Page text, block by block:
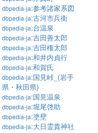
dbpedia-ja:参考諸家系図
dbpedia-ja:古河市兵衛
dbpedia-ja:台温泉
dbpedia-ja:吉田善太郎
dbpedia-ja:吉田権太郎
dbpedia-ja:和井内貞行
dbpedia-ja:和賀氏
dbpedia-ja:国見峠_(岩手
県・秋田県)
dbpedia-ja:国見温泉
dbpedia-ja:堀尾啓助
dbpedia-ja:塗壁
dbpedia-ja:大日霊貴神社